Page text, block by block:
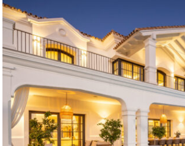
Cuarto de vapor
Cámaras de vigilancia
Lavadero
Wine Cellar